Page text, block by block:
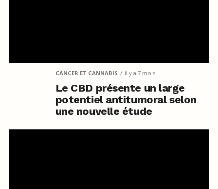
CANCER ET CANNABIS il y a 7 mois
Le CBD présente un large
potentiel antitumoral selon
une nouvelle étude